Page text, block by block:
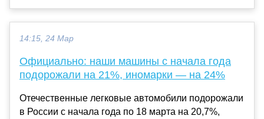
14:15, 24 Мар
Официально: наши машины с начала года
подорожали на 21%, иномарки — на 24%
Отечественные легковые автомобили подорожали
в России с начала года по 18 марта на 20,7%,